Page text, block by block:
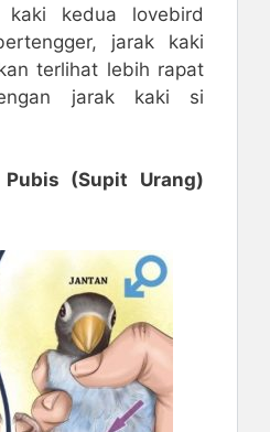
kaki kedua lovebird
jarak kaki
terlihat lebih rapat
jarak kaki si
(Supit Urang)